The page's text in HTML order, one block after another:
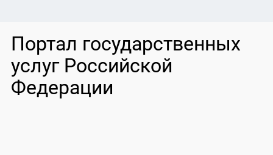
Портал государственных
услуг Российской
Федерации